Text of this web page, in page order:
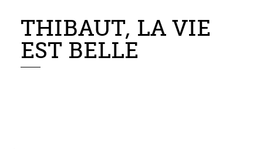
THIBAUT, LA VIE
EST BELLE